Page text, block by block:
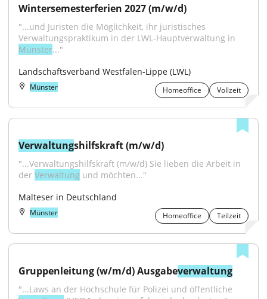
Wintersemesterferien 2027 (m/w/d)
"...und Juristen die Möglichkeit, ihr juristisches
Münster..."
Landschaftsverband Westfalen-Lippe (LWL)
Münster Homeoffice Vollzeit
Verwaltungshilfskraft (m/w/d)
"...Verwaltungshilfskraft (m/w/d) Sie lieben die Arbeit in
der Verwaltung und möchten..."
Malteser in Deutschland
Münster Homeoffice Teilzeit
Gruppenleitung (w/m/d) Ausgabeverwaltung